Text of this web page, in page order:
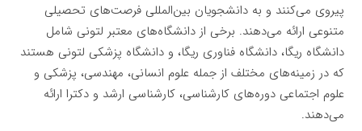
پیروی می‌کنند و به دانشجویان بین‌المللی فرصت‌های تحصیلی
متنوعی ارائه می‌دهند. برخی از دانشگاه‌های معتبر لتونی شامل
دانشگاه ریگا، دانشگاه فناوری ریگا، و دانشگاه پزشکی لتونی هستند
که در زمینه‌های مختلف از جمله علوم انسانی، مهندسی، پزشکی و
علوم اجتماعی دوره‌های کارشناسی، کارشناسی ارشد و دکترا ارائه
می‌دهند.